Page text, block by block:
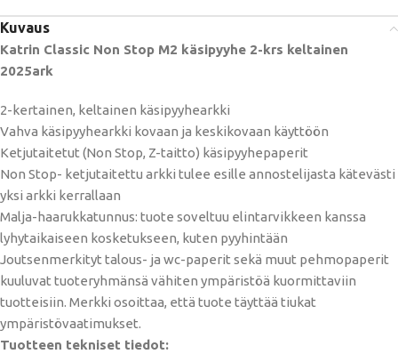
Kuvaus
Katrin Classic Non Stop M2 käsipyyhe 2-krs keltainen
2025ark
2-kertainen, keltainen käsipyyhearkki
Vahva käsipyyhearkki kovaan ja keskikovaan käyttöön
Ketjutaitetut (Non Stop, Z-taitto) käsipyyhepaperit
Non Stop- ketjutaitettu arkki tulee esille annostelijasta kätevästi
yksi arkki kerrallaan
Malja-haarukkatunnus: tuote soveltuu elintarvikkeen kanssa
lyhytaikaiseen kosketukseen, kuten pyyhintään
Joutsenmerkityt talous- ja wc-paperit sekä muut pehmopaperit
kuuluvat tuoteryhmänsä vähiten ympäristöä kuormittaviin
tuotteisiin. Merkki osoittaa, että tuote täyttää tiukat
ympäristövaatimukset.
Tuotteen tekniset tiedot: